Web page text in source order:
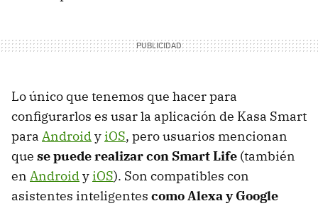
Lo único que tenemos que hacer para
configurarlos es usar la aplicación de Kasa Smart
para AndroidyiOS, pero usuarios mencionan
que se puede realizar con Smart Life (también
en AndroidyiOS). Son compatibles con
asistentes inteligentes como Alexa y Google